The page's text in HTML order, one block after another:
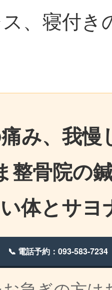
、寝付き
み、我慢
整骨院の
い体とサヨ
📞 電話予約：093-583-7234